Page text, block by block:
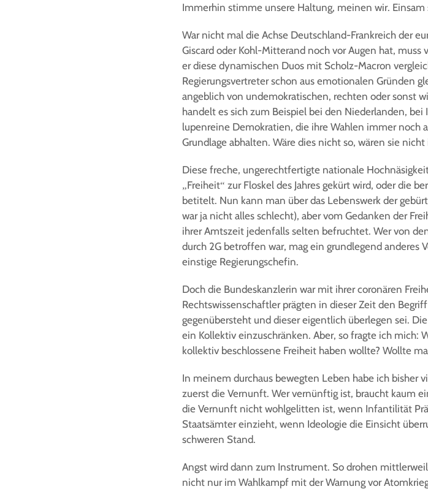
Immerhin stimme unsere Haltung, meinen wir.
War nicht mal die Achse Deutschland-Frankreich der
Giscard oder Kohl-Mitterand noch vor Augen hat,
er diese dynamischen Duos mit Scholz-Macron
Regierungsvertreter schon aus emotionalen Gründen
angeblich von undemokratischen, rechten oder sonst
handelt es sich zum Beispiel bei den Niederlanden,
lupenreine Demokratien, die ihre Wahlen immer noch
Grundlage abhalten. Wäre dies nicht so, wären sie nicht
Diese freche, ungerechtfertigte nationale
„Freiheit“ zur Floskel des Jahres gekürt wird, oder die
betitelt. Nun kann man über das Lebenswerk der
war ja nicht alles schlecht), aber vom Gedanken der
ihrer Amtszeit jedenfalls selten befruchtet. Wer von
durch 2G betroffen war, mag ein grundlegend anderes
einstige Regierungschefin.
Doch die Bundeskanzlerin war mit ihrer coronären
Rechtswissenschaftler prägten in dieser Zeit den
gegenübersteht und dieser eigentlich überlegen sei.
ein Kollektiv einzuschränken. Aber, so fragte ich mich:
kollektiv beschlossene Freiheit haben wollte? Wollte
In meinem durchaus bewegten Leben habe ich bisher
zuerst die Vernunft. Wer vernünftig ist, braucht kaum
die Vernunft nicht wohlgelitten ist, wenn Infantilität
Staatsämter einzieht, wenn Ideologie die Einsicht
schweren Stand.
Angst wird dann zum Instrument. So drohen
nicht nur im Wahlkampf mit der Warnung vor